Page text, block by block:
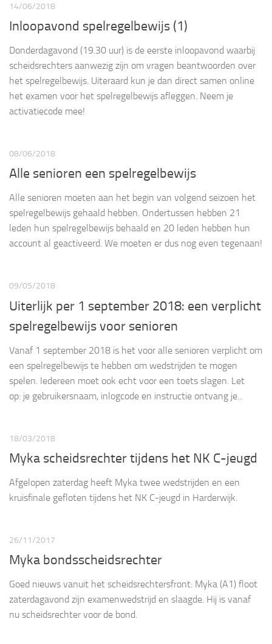
14/06/2018
Inloopavond spelregelbewijs (1)
Donderdagavond (19.30 uur) is de eerste inloopavond waarbij
scheidsrechters aanwezig zijn om vragen beantwoorden over
het spelregelbewijs. Uiteraard kun je dan direct samen online
het examen voor het spelregelbewijs afleggen. Neem je
activatiecode mee!
08/06/2018
Alle senioren een spelregelbewijs
Alle senioren moeten aan het begin van volgend seizoen het
spelregelbewijs gehaald hebben. Ondertussen hebben 21
leden hun spelregelbewijs behaald en 20 leden hebben hun
account al geactiveerd. We moeten er dus nog even tegenaan!
09/05/2018
Uiterlijk per 1 september 2018: een verplicht
spelregelbewijs voor senioren
Vanaf 1 september 2018 is het voor alle senioren verplicht om
een spelregelbewijs te hebben om wedstrijden te mogen
spelen. Iedereen moet ook echt voor een toets slagen. Let
op: je gebruikersnaam, inlogcode en instructie ontvang je...
18/03/2018
Myka scheidsrechter tijdens het NK C-jeugd
Afgelopen zaterdag heeft Myka twee wedstrijden en een
kruisfinale gefloten tijdens het NK C-jeugd in Harderwijk.
26/11/2017
Myka bondsscheidsrechter
Goed nieuws vanuit het scheidsrechtersfront: Myka (A1) floot
zaterdagavond zijn examenwedstrijd en slaagde. Hij is vanaf
nu scheidsrechter voor de bond.